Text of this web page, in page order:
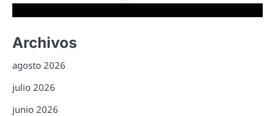
Archivos
agosto 2026
julio 2026
junio 2026